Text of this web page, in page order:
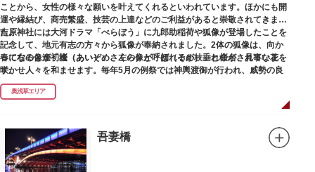
ことから、女性の様々な願いを叶えてくれるといわれています。ほかにも開
運や縁結び、商売繁盛、技芸の上達などのご利益があると崇敬されてきまし
た。
春になると逢初桜（あいぞめさくら）と呼ばれるが枝垂れ桜が、見事な花を
咲かせ人々を和ませます。毎年5月の例祭では神輿渡御が行われ、威勢の良
い掛け声とともに各町は活気にあふれます。
吉原弁財天は浅草名所七福神の一社・弁財天にあたり、七福神に関する授与
吉原神社には大河ドラマ「べらぼう」に九郎助稲荷や狐像が登場したことを
記念して、地元有志の方々から狐像が奉納されました。2体の狐像は、向か
って右の像が「逢（あい）」、左の像が「初（そめ）」と命名されていま
す。
奥浅草エリア
吾妻橋